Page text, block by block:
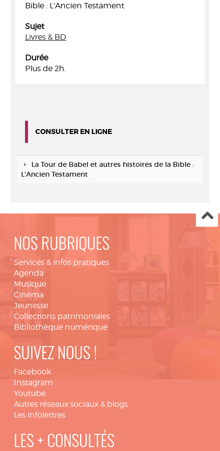
Bible : L'Ancien Testament
Sujet
Livres & BD
Durée
Plus de 2h.
CONSULTER EN LIGNE
La Tour de Babel et autres histoires de la Bible :
L'Ancien Testament
NOS RUBRIQUES
Services & infos pratiques
Agenda
Musique
Cinéma
Jeunesse
Collections patrimoniales
Bibliothèque numérique
SUIVEZ NOUS !
Facebook
Instagram
Youtube
Autres réseaux sociaux & blogs
Les infolettres
LES + CONSULTÉS